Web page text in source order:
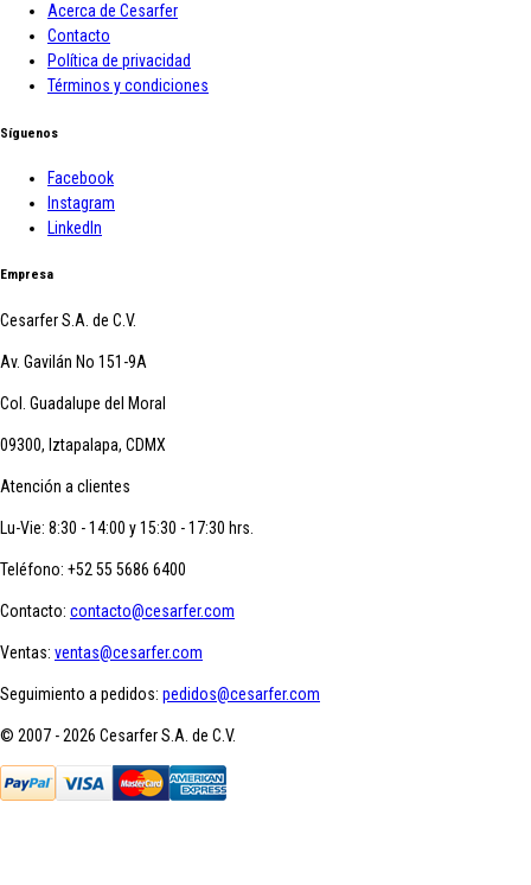
Acerca de Cesarfer
Contacto
Política de privacidad
Términos y condiciones
Síguenos
Facebook
Instagram
LinkedIn
Empresa
Cesarfer S.A. de C.V.
Av. Gavilán No 151-9A
Col. Guadalupe del Moral
09300, Iztapalapa, CDMX
Atención a clientes
Lu-Vie: 8:30 - 14:00 y 15:30 - 17:30 hrs.
Teléfono: +52 55 5686 6400
Contacto: contacto@cesarfer.com
Ventas: ventas@cesarfer.com
Seguimiento a pedidos: pedidos@cesarfer.com
© 2007 - 2026 Cesarfer S.A. de C.V.